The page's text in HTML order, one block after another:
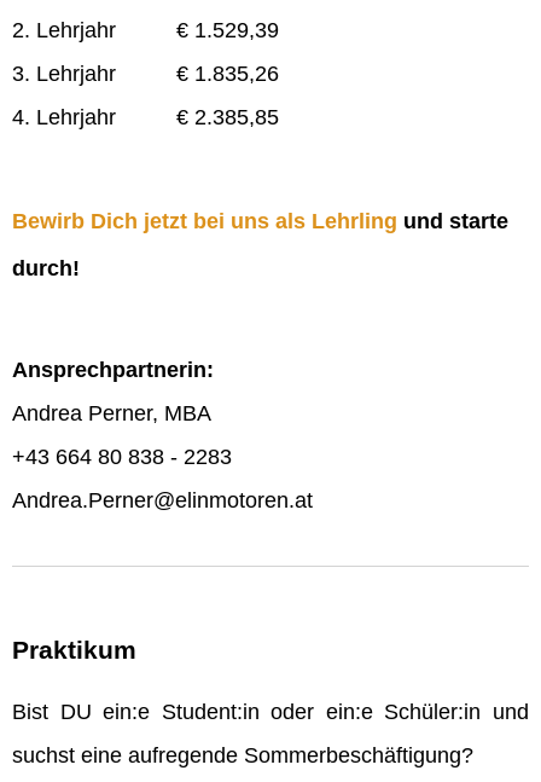
2. Lehrjahr € 1.529,39
3. Lehrjahr € 1.835,26
4. Lehrjahr € 2.385,85
Bewirb Dich jetzt bei uns als Lehrling und starte
durch!
Ansprechpartnerin:
Andrea Perner, MBA
+43 664 80 838 - 2283
Andrea.Perner@elinmotoren.at
Praktikum
Bist DU ein:e Student:in oder ein:e Schüler:in und
suchst eine aufregende Sommerbeschäftigung?